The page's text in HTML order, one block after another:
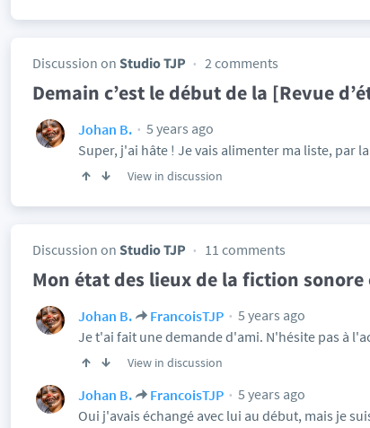
Discussion on Studio TJP 2 comments
Demain c’est le début de la [Revue
Johan B.
5 years ago
Super, j'ai hâte ! Je vais alimenter ma liste, par
View in discussion
Discussion on Studio TJP 11 comments
Mon état des lieux de la fiction sonore
Johan B. FrancoisTJP
5 years ago
Je t'ai fait une demande d'ami. N'hésite pas à
View in discussion
Johan B. FrancoisTJP
5 years ago
Oui j'avais échangé avec lui au début, mais je